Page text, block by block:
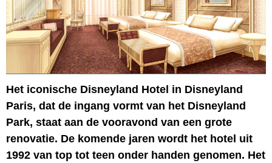
Het iconische Disneyland Hotel in Disneyland
Paris, dat de ingang vormt van het Disneyland
Park, staat aan de vooravond van een grote
renovatie. De komende jaren wordt het hotel uit
1992 van top tot teen onder handen genomen. Het